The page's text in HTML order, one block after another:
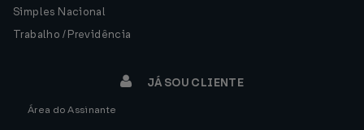
Simples Nacional
Trabalho / Previdência
JÁ SOU CLIENTE
Área do Assinante